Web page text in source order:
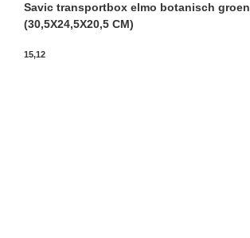
Savic transportbox elmo botanisch groen
(30,5X24,5X20,5 CM)
15,12